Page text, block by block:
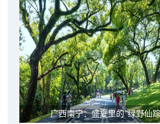
广西南宁：盛夏里的“绿野仙